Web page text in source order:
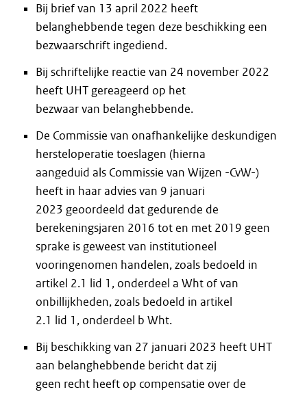
Bij brief van 13 april 2022 heeft
belanghebbende tegen deze beschikking een
bezwaarschrift ingediend.
Bij schriftelijke reactie van 24 november 2022
heeft UHT gereageerd op het
bezwaar van belanghebbende.
De Commissie van onafhankelijke deskundigen
hersteloperatie toeslagen (hierna
aangeduid als Commissie van Wijzen -CvW-)
heeft in haar advies van 9 januari
2023 geoordeeld dat gedurende de
berekeningsjaren 2016 tot en met 2019 geen
sprake is geweest van institutioneel
vooringenomen handelen, zoals bedoeld in
artikel 2.1 lid 1, onderdeel a Wht of van
onbillijkheden, zoals bedoeld in artikel
2.1 lid 1, onderdeel b Wht.
Bij beschikking van 27 januari 2023 heeft UHT
aan belanghebbende bericht dat zij
geen recht heeft op compensatie over de